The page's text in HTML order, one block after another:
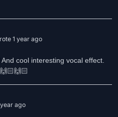
1 year ago
cool interesting vocal effect.
ago